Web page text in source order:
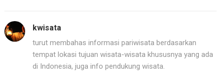
kwisata
turut membahas informasi pariwisata berdasarkan
tempat lokasi tujuan wisata-wisata khususnya yang ada
di Indonesia, juga info pendukung wisata.